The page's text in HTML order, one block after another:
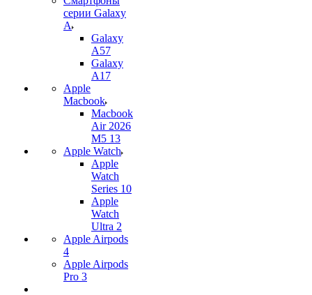
серии Galaxy
A
Galaxy
A57
Galaxy
A17
Apple
Macbook
Macbook
Air 2026
M5 13
Apple Watch
Apple
Watch
Series 10
Apple
Watch
Ultra 2
Apple Airpods
4
Apple Airpods
Pro 3